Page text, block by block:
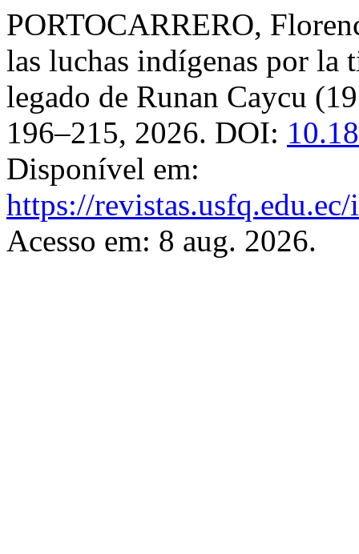
PORTOCARRERO,
las luchas indígenas por la
legado de Runan Caycu
196–215, 2026. DOI:
Disponível em:
https://
Acesso em: 8 aug. 2026.